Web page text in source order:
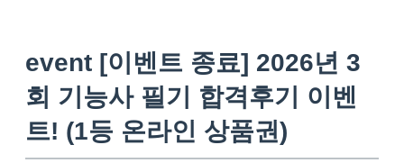
event [이벤트 종료] 2026년 3
회 기능사 필기 합격후기 이벤
트! (1등 온라인 상품권)